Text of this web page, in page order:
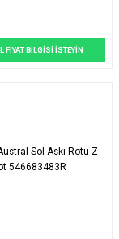
FİYAT BİLGİSİ İSTEYİN
Sol Askı Rotu Z
546683483R